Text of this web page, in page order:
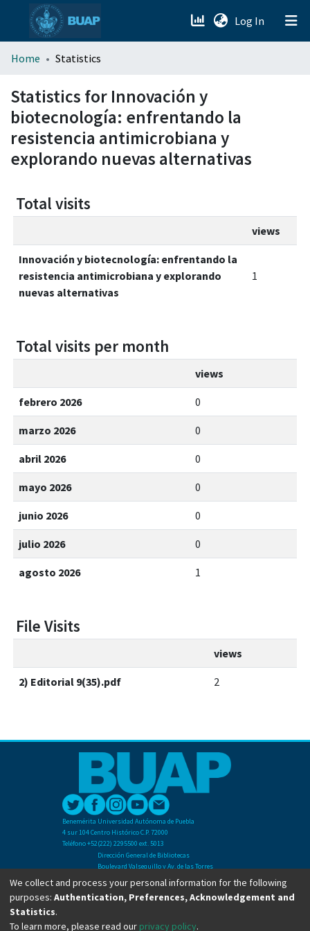
Log In (current)
menu.section.about_menu
All of DSpace
Home Statistics
Statistics for Innovación y
biotecnología: enfrentando la
resistencia antimicrobiana y
explorando nuevas alternativas
Total visits
views
Innovación y biotecnología: enfrentando la
resistencia antimicrobiana y explorando
nuevas alternativas
1
Total visits per month
views
febrero 2026 0
marzo 2026 0
abril 2026 0
mayo 2026 0
junio 2026 0
julio 2026 0
agosto 2026 1
File Visits
views
2) Editorial 9(35).pdf 2
Benemérita Universidad Autónoma de Puebla
4 sur 104 Centro Histórico C.P. 72000
Teléfono +52(222) 2295500 ext. 5013
Dirección General de Bibliotecas
Boulevard Valsequillo y Av. de las Torres
Ciudad Universitaria. Col. San Manuel
C.P. 72570
Teléfono +52 (222) 2295500 Ext 2901
We collect and process your personal information for the following
purposes: Authentication, Preferences, Acknowledgement and
Statistics.
To learn more, please read our privacy policy.